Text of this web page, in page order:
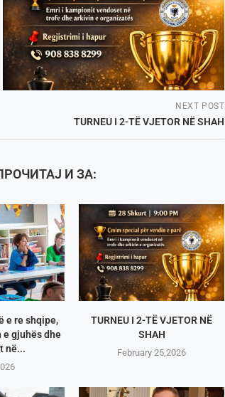
NEXT POST
TURNEU I 2-TË VJETOR NË SHAH
И ЗА:
e re shqipe,
gjuhës dhe
në...
TURNEU I 2-TË VJETOR NË
SHAH
February 25,2026